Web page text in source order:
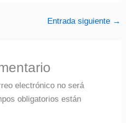
Entrada siguiente →
electrónico no será
obligatorios están